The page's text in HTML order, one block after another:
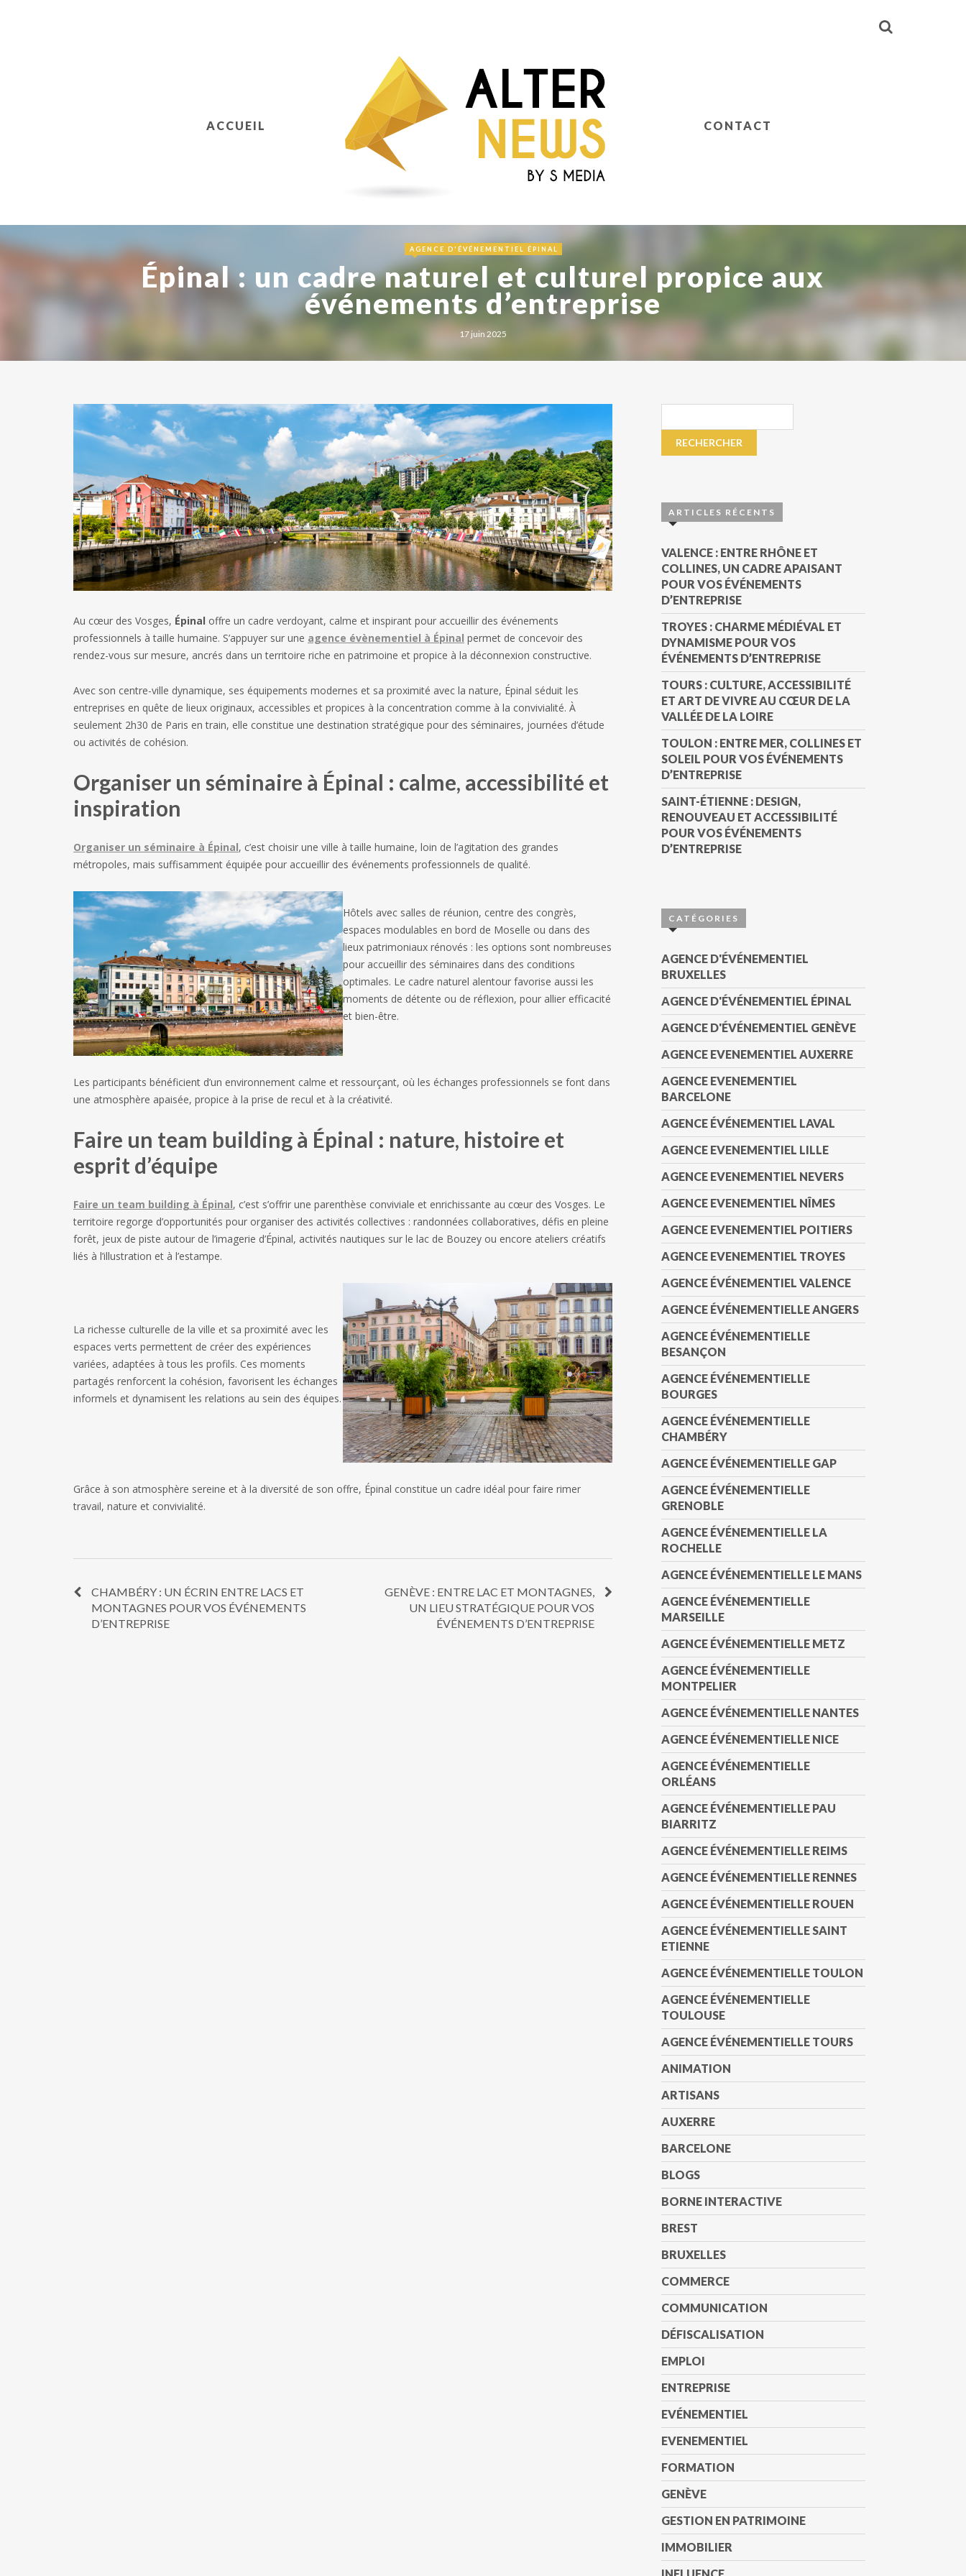
ACCUEIL CONTACT
AGENCE D'ÉVÉNEMENTIEL ÉPINAL
Épinal : un cadre naturel et culturel propice aux
événements d’entreprise
17 juin 2025
Au cœur des Vosges, Épinal offre un cadre verdoyant, calme et inspirant pour accueillir des événements
professionnels à taille humaine. S’appuyer sur une agence évènementiel à Épinal permet de concevoir des
rendez-vous sur mesure, ancrés dans un territoire riche en patrimoine et propice à la déconnexion constructive.
Avec son centre-ville dynamique, ses équipements modernes et sa proximité avec la nature, Épinal séduit les
entreprises en quête de lieux originaux, accessibles et propices à la concentration comme à la convivialité. À
seulement 2h30 de Paris en train, elle constitue une destination stratégique pour des séminaires, journées d’étude
ou activités de cohésion.
Organiser un séminaire à Épinal : calme, accessibilité et
inspiration
Organiser un séminaire à Épinal, c’est choisir une ville à taille humaine, loin de l’agitation des grandes
métropoles, mais suffisamment équipée pour accueillir des événements professionnels de qualité.
Hôtels avec salles de réunion, centre des congrès,
espaces modulables en bord de Moselle ou dans des
lieux patrimoniaux rénovés : les options sont nombreuses
pour accueillir des séminaires dans des conditions
optimales. Le cadre naturel alentour favorise aussi les
moments de détente ou de réflexion, pour allier efficacité
et bien-être.
Les participants bénéficient d’un environnement calme et ressourçant, où les échanges professionnels se font dans
une atmosphère apaisée, propice à la prise de recul et à la créativité.
Faire un team building à Épinal : nature, histoire et
esprit d’équipe
Faire un team building à Épinal, c’est s’offrir une parenthèse conviviale et enrichissante au cœur des Vosges. Le
territoire regorge d’opportunités pour organiser des activités collectives : randonnées collaboratives, défis en pleine
forêt, jeux de piste autour de l’imagerie d’Épinal, activités nautiques sur le lac de Bouzey ou encore ateliers créatifs
liés à l’illustration et à l’estampe.
La richesse culturelle de la ville et sa proximité avec les
espaces verts permettent de créer des expériences
variées, adaptées à tous les profils. Ces moments
partagés renforcent la cohésion, favorisent les échanges
informels et dynamisent les relations au sein des équipes.
Grâce à son atmosphère sereine et à la diversité de son offre, Épinal constitue un cadre idéal pour faire rimer
travail, nature et convivialité.
CHAMBÉRY : UN ÉCRIN ENTRE LACS ET
MONTAGNES POUR VOS ÉVÉNEMENTS
D’ENTREPRISE
GENÈVE : ENTRE LAC ET MONTAGNES,
UN LIEU STRATÉGIQUE POUR VOS
ÉVÉNEMENTS D’ENTREPRISE
ARTICLES RÉCENTS
VALENCE : ENTRE RHÔNE ET
COLLINES, UN CADRE APAISANT
POUR VOS ÉVÉNEMENTS
D’ENTREPRISE
TROYES : CHARME MÉDIÉVAL ET
DYNAMISME POUR VOS
ÉVÉNEMENTS D’ENTREPRISE
TOURS : CULTURE, ACCESSIBILITÉ
ET ART DE VIVRE AU CŒUR DE LA
VALLÉE DE LA LOIRE
TOULON : ENTRE MER, COLLINES ET
SOLEIL POUR VOS ÉVÉNEMENTS
D’ENTREPRISE
SAINT-ÉTIENNE : DESIGN,
RENOUVEAU ET ACCESSIBILITÉ
POUR VOS ÉVÉNEMENTS
D’ENTREPRISE
CATÉGORIES
AGENCE D'ÉVÉNEMENTIEL
BRUXELLES
AGENCE D'ÉVÉNEMENTIEL ÉPINAL
AGENCE D'ÉVÉNEMENTIEL GENÈVE
AGENCE EVENEMENTIEL AUXERRE
AGENCE EVENEMENTIEL
BARCELONE
AGENCE ÉVÉNEMENTIEL LAVAL
AGENCE EVENEMENTIEL LILLE
AGENCE EVENEMENTIEL NEVERS
AGENCE EVENEMENTIEL NÎMES
AGENCE EVENEMENTIEL POITIERS
AGENCE EVENEMENTIEL TROYES
AGENCE ÉVÉNEMENTIEL VALENCE
AGENCE ÉVÉNEMENTIELLE ANGERS
AGENCE ÉVÉNEMENTIELLE
BESANÇON
AGENCE ÉVÉNEMENTIELLE
BOURGES
AGENCE ÉVÉNEMENTIELLE
CHAMBÉRY
AGENCE ÉVÉNEMENTIELLE GAP
AGENCE ÉVÉNEMENTIELLE
GRENOBLE
AGENCE ÉVÉNEMENTIELLE LA
ROCHELLE
AGENCE ÉVÉNEMENTIELLE LE MANS
AGENCE ÉVÉNEMENTIELLE
MARSEILLE
AGENCE ÉVÉNEMENTIELLE METZ
AGENCE ÉVÉNEMENTIELLE
MONTPELIER
AGENCE ÉVÉNEMENTIELLE NANTES
AGENCE ÉVÉNEMENTIELLE NICE
AGENCE ÉVÉNEMENTIELLE
ORLÉANS
AGENCE ÉVÉNEMENTIELLE PAU
BIARRITZ
AGENCE ÉVÉNEMENTIELLE REIMS
AGENCE ÉVÉNEMENTIELLE RENNES
AGENCE ÉVÉNEMENTIELLE ROUEN
AGENCE ÉVÉNEMENTIELLE SAINT
ETIENNE
AGENCE ÉVÉNEMENTIELLE TOULON
AGENCE ÉVÉNEMENTIELLE
TOULOUSE
AGENCE ÉVÉNEMENTIELLE TOURS
ANIMATION
ARTISANS
AUXERRE
BARCELONE
BLOGS
BORNE INTERACTIVE
BREST
BRUXELLES
COMMERCE
COMMUNICATION
DÉFISCALISATION
EMPLOI
ENTREPRISE
EVÉNEMENTIEL
EVENEMENTIEL
FORMATION
GENÈVE
GESTION EN PATRIMOINE
IMMOBILIER